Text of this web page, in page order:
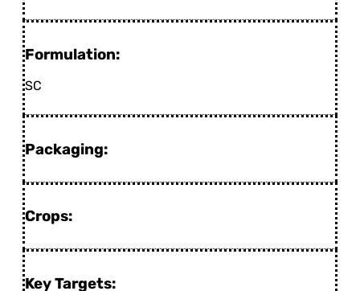
Formulation:
SC
Packaging:
Crops:
Key Targets: